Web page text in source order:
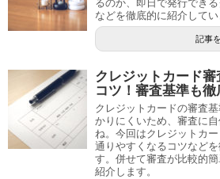
るのか、即日で発行でき
などを徹底的に紹介してい
記事
クレジットカード
コツ！審査基準も徹
クレジットカードの審査
かりにくいため、審査に
ね。今回はクレジットカ
通りやすくなるコツなど
す。併せて審査が比較的
紹介します。